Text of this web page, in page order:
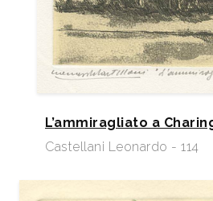
L’ammiragliato a
Castellani Leonardo - 114